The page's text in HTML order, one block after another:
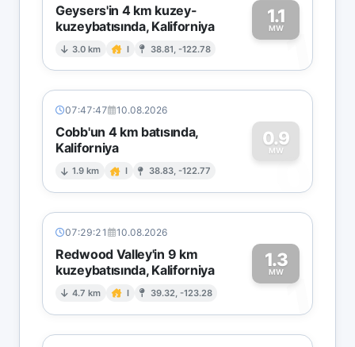
Geysers'in 4 km kuzey-
kuzeybatısında, Kaliforniya
3.0 km I 38.81, -122.78
1.1
MW1
07:47:47 10.08.2026
Cobb'un 4 km batısında,
Kaliforniya
1.9 km I 38.83, -122.77
0.9
MW
0
07:29:21 10.08.2026
Redwood Valley'in 9 km
kuzeybatısında, Kaliforniya
4.7 km I 39.32, -123.28
1.3
MW1